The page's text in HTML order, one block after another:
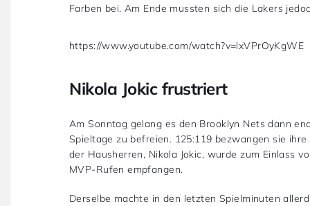
Farben bei. Am Ende mussten sich die Lakers
https://www.youtube.com/watch?v=lxVPrOyKgWE
Nikola Jokic frustriert
Am Sonntag gelang es den Brooklyn Nets dann
Spieltage zu befreien. 125:119 bezwangen sie
der Hausherren, Nikola Jokic, wurde zum Einlass
MVP-Rufen empfangen.
Derselbe machte in den letzten Spielminuten